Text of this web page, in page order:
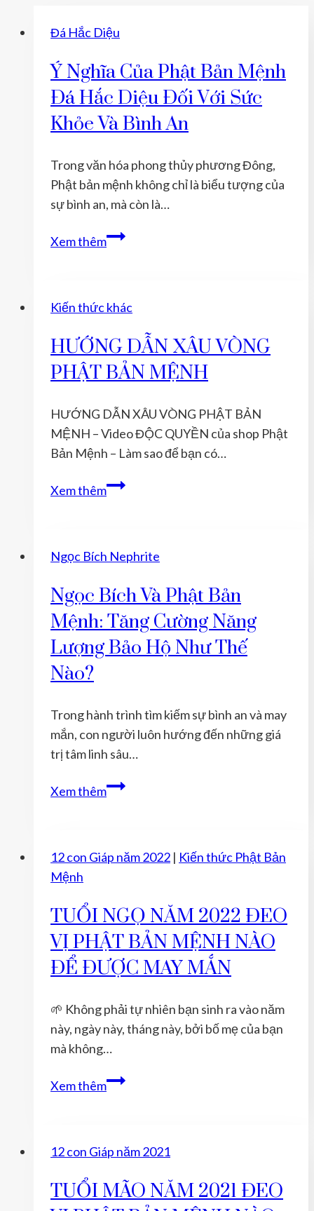
Đá Hắc Diệu
Ý Nghĩa Của Phật Bản Mệnh
Đá Hắc Diệu Đối Với Sức
Khỏe Và Bình An
Trong văn hóa phong thủy phương Đông,
Phật bản mệnh không chỉ là biểu tượng của
sự bình an, mà còn là…
Xem thêmÝ
Bản
Đá
Hắc
Đối
Với
Sức
Và
Kiến thức khác
HƯỚNG DẪN XÂU VÒNG
PHẬT BẢN MỆNH
HƯỚNG DẪN XÂU VÒNG PHẬT BẢN
MỆNH – Video ĐỘC QUYỀN của shop Phật
Bản Mệnh – Làm sao để bạn có…
Xem thêmHƯỚNG
PHẬT
MỆNH
Ngọc Bích Nephrite
Ngọc Bích Và Phật Bản
Mệnh: Tăng Cường Năng
Lượng Bảo Hộ Như Thế
Nào?
Trong hành trình tìm kiếm sự bình an và may
mắn, con người luôn hướng đến những giá
trị tâm linh sâu…
Xem thêmNgọc
Bản
Cường
Năng
Lượng
Bảo
Hộ
Như
Thế
12 con Giáp năm 2022 | Kiến thức Phật Bản
Mệnh
TUỔI NGỌ NĂM 2022 ĐEO
VỊ PHẬT BẢN MỆNH NÀO
ĐỂ ĐƯỢC MAY MẮN
🌱 Không phải tự nhiên bạn sinh ra vào năm
này, ngày này, tháng này, bởi bố mẹ của bạn
mà không…
Xem thêmTUỔI
ĐEO
PHẬT
12 con Giáp năm 2021
TUỔI MÃO NĂM 2021 ĐEO